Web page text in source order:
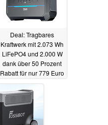
Deal: Tragbares
Kraftwerk mit 2.073 Wh
LiFePO4 und 2.000 W
dank über 50 Prozent
Rabatt für nur 779 Euro